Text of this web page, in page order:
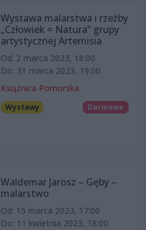
Wystawa malarstwa i rzeźby
„Człowiek = Natura” grupy
artystycznej Artemisia
Od: 2 marca 2023, 18:00
Do: 31 marca 2023, 19:00
Książnica Pomorska
Wystawy Darmowe
Waldemar Jarosz – Gęby –
malarstwo
Od: 15 marca 2023, 17:00
Do: 11 kwietnia 2023, 18:00